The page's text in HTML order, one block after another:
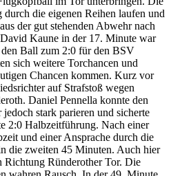
die eigenen Reihen laufen und
der gut stehenden Abwehr nach
Kaune in der 17. Minute war
Ball zum 2:0 für den BSV
sich weitere Torchancen und
Chancen kommen. Kurz vor
auf Strafstoß wegen
Daniel Pennella konnte den
jedoch stark parieren und sicherte
2:0 Halbzeitführung. Nach einer
und einer Ansprache durch die
die zweiten 45 Minuten. Auch hier
Ründerother Tor. Die